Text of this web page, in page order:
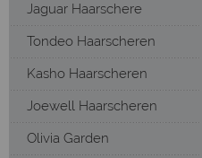
Jaguar Haarschere
Tondeo Haarscheren
Kasho Haarscheren
Joewell Haarscheren
Olivia Garden